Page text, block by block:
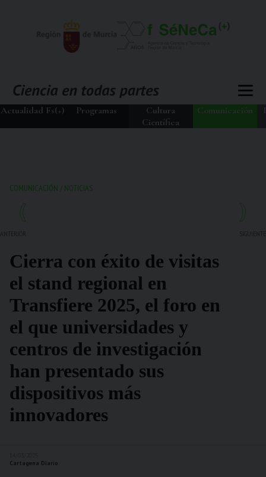
Actualidad Fs(+) Programas
Cultura
Científica
Comunicación
COMUNICACIÓN / NOTICIAS
Cierra con éxito de visitas
el stand regional en
Transfiere 2025, el foro en
el que universidades y
centros de investigación
han presentado sus
dispositivos más
innovadores
Cartagena Diario